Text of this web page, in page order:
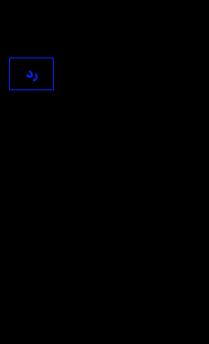
رد